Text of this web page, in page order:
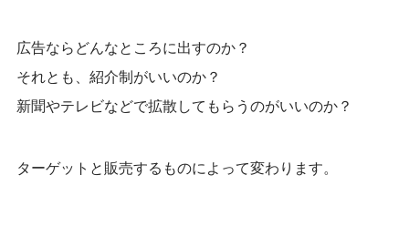
広告ならどんなところに出すのか？
それとも、紹介制がいいのか？
新聞やテレビなどで拡散してもらうのがいいのか？
ターゲットと販売するものによって変わります。